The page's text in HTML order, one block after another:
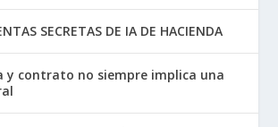
SECRETAS DE IA DE HACIENDA
y contrato no siempre implica una